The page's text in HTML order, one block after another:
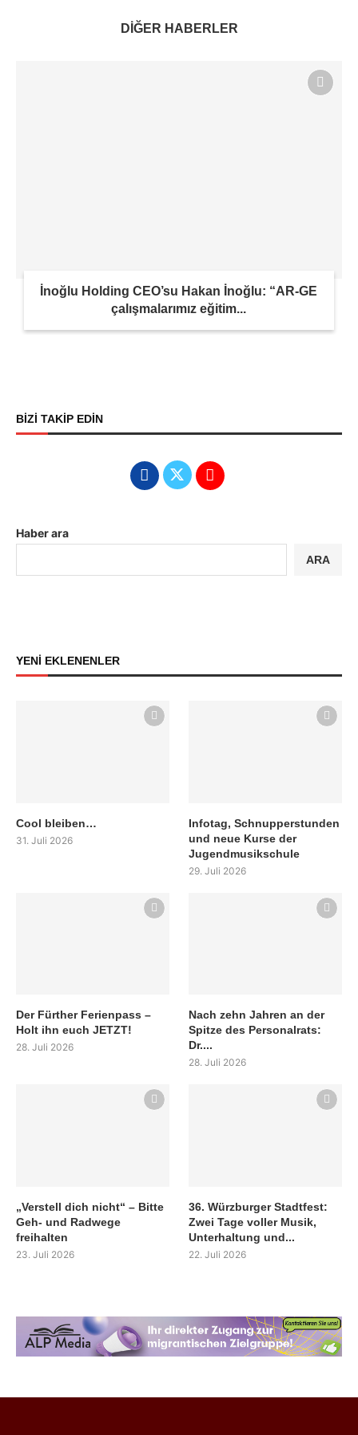
DİĞER HABERLER
İnoğlu Holding CEO’su Hakan İnoğlu: “AR-GE
çalışmalarımız eğitim...
BİZİ TAKİP EDİN
Haber ara
ARA
YENİ EKLENENLER
Cool bleiben…
31. Juli 2026
Infotag, Schnupperstunden
und neue Kurse der
Jugendmusikschule
29. Juli 2026
Der Fürther Ferienpass –
Holt ihn euch JETZT!
28. Juli 2026
Nach zehn Jahren an der
Spitze des Personalrats:
Dr....
28. Juli 2026
„Verstell dich nicht“ – Bitte
Geh- und Radwege
freihalten
23. Juli 2026
36. Würzburger Stadtfest:
Zwei Tage voller Musik,
Unterhaltung und...
22. Juli 2026